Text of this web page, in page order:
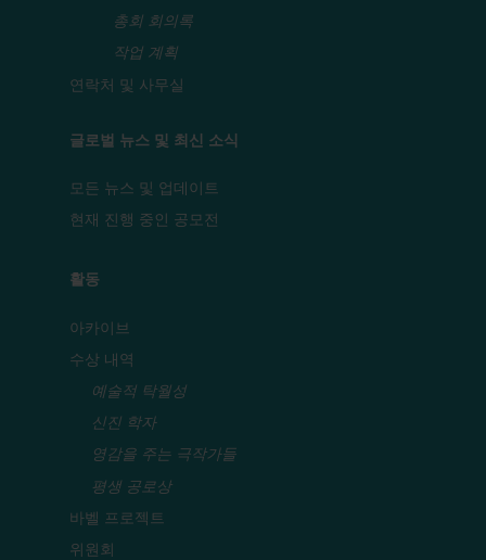
총회 회의록
작업 계획
연락처 및 사무실
글로벌 뉴스 및 최신 소식
모든 뉴스 및 업데이트
현재 진행 중인 공모전
활동
아카이브
수상 내역
예술적 탁월성
신진 학자
영감을 주는 극작가들
평생 공로상
바벨 프로젝트
위원회